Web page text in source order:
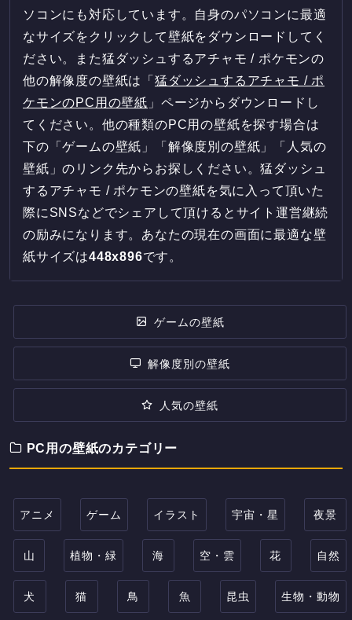
ソコンにも対応しています。自身のパソコンに最適
なサイズをクリックして壁紙をダウンロードしてく
ださい。また猛ダッシュするアチャモ / ポケモンの
他の解像度の壁紙は「 猛ダッシュするアチャモ / ポ
ケモンのPC用の壁紙 」ページからダウンロードし
てください。他の種類のPC用の壁紙を探す場合は
下の「ゲームの壁紙」「解像度別の壁紙」「人気の
壁紙」のリンク先からお探しください。猛ダッシュ
するアチャモ / ポケモンの壁紙を気に入って頂いた
際にSNSなどでシェアして頂けるとサイト運営継続
の励みになります。あなたの現在の画面に最適な壁
紙サイズは448x896です。
ゲームの壁紙
解像度別の壁紙
人気の壁紙
PC用の壁紙のカテゴリー
アニメ ゲーム イラスト 宇宙・星 夜景
山 植物・緑 海 空・雲 花 自然
犬 猫 鳥 魚 昆虫 生物・動物